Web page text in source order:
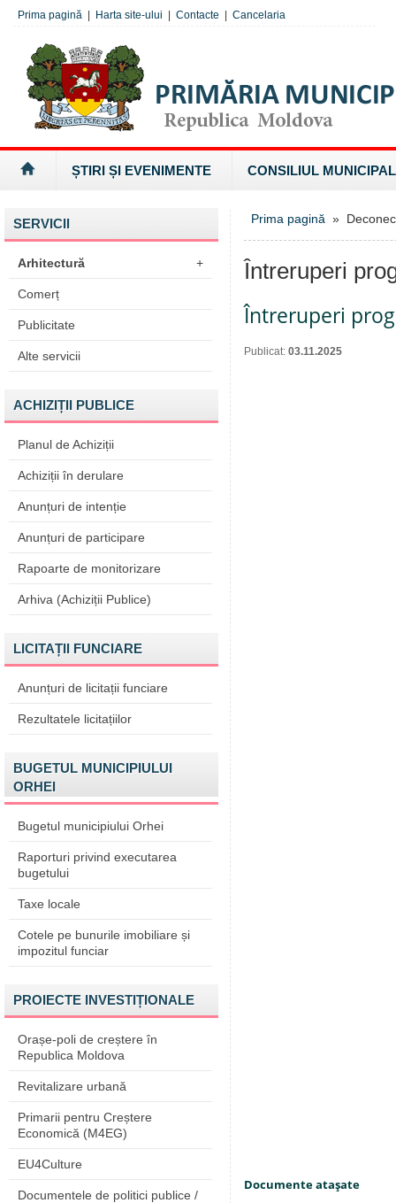
Prima pagină Harta site-ului Contacte Cancelaria
ȘTIRI ȘI EVENIMENTE CONSILIUL MUNICIPAL
SERVICII
Arhitectură +
Comerț
Publicitate
Alte servicii
ACHIZIȚII PUBLICE
Planul de Achiziții
Achiziții în derulare
Anunțuri de intenție
Anunțuri de participare
Rapoarte de monitorizare
Arhiva (Achiziții Publice)
LICITAȚII FUNCIARE
Anunțuri de licitații funciare
Rezultatele licitațiilor
BUGETUL MUNICIPIULUI
ORHEI
Bugetul municipiului Orhei
Raporturi privind executarea
bugetului
Taxe locale
Cotele pe bunurile imobiliare și
impozitul funciar
PROIECTE INVESTIȚIONALE
Orașe-poli de creștere în
Republica Moldova
Revitalizare urbană
Primarii pentru Creștere
Economică (M4EG)
EU4Culture
Documentele de politici publice /
Prima pagină »
Întreruperi
Întreruperi
Publicat: 03.11.2025
Documente ataşate